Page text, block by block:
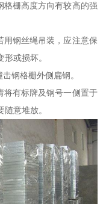
栅高度方向有较高的强
钢丝绳吊装，应注意保
或损坏。
钢格栅外侧扁钢。
有标牌及钢号一侧置于
意堆放。